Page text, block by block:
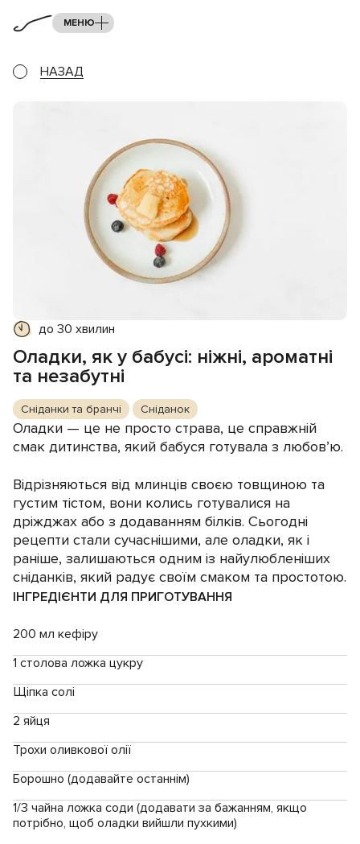
МЕНЮ
НАЗАД
до 30 хвилин
Оладки, як у бабусі: ніжні, ароматні
та незабутні
Сніданки та бранчі Сніданок
Оладки — це не просто страва, це справжній
смак дитинства, який бабуся готувала з любов’ю.
Відрізняються від млинців своєю товщиною та
густим тістом, вони колись готувалися на
дріжджах або з додаванням білків. Сьогодні
рецепти стали сучаснішими, але оладки, як і
раніше, залишаються одним із найулюбленіших
сніданків, який радує своїм смаком та простотою.
ІНГРЕДІЄНТИ ДЛЯ ПРИГОТУВАННЯ
200 мл кефіру
1 столова ложка цукру
Щіпка солі
2 яйця
Трохи оливкової олії
Борошно (додавайте останнім)
1/3 чайна ложка соди (додавати за бажанням, якщо
потрібно, щоб оладки вийшли пухкими)